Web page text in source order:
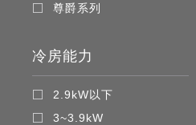
尊爵系列
冷房能力
2.9kW以下
3~3.9kW